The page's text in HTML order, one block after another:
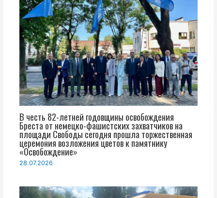
В честь 82-летней годовщины освобождения
Бреста от немецко-фашистских захватчиков на
площади Свободы сегодня прошла торжественная
церемония возложения цветов к памятнику
«Освобождение»
28.07.2026